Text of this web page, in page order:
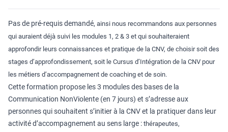
Pas de pré-requis demandé, ainsi nous recommandons aux personnes
qui auraient déjà suivi les modules 1, 2 & 3 et qui souhaiteraient
approfondir leurs connaissances et pratique de la CNV, de choisir soit des
stages d’approfondissement, soit le Cursus d’Intégration de la CNV pour
les métiers d’accompagnement de coaching et de soin.
Cette formation propose les 3 modules des bases de la
Communication NonViolente (en 7 jours) et s’adresse aux
personnes qui souhaitent s’initier à la CNV et la pratiquer dans leur
activité d’accompagnement au sens large : thérapeutes,